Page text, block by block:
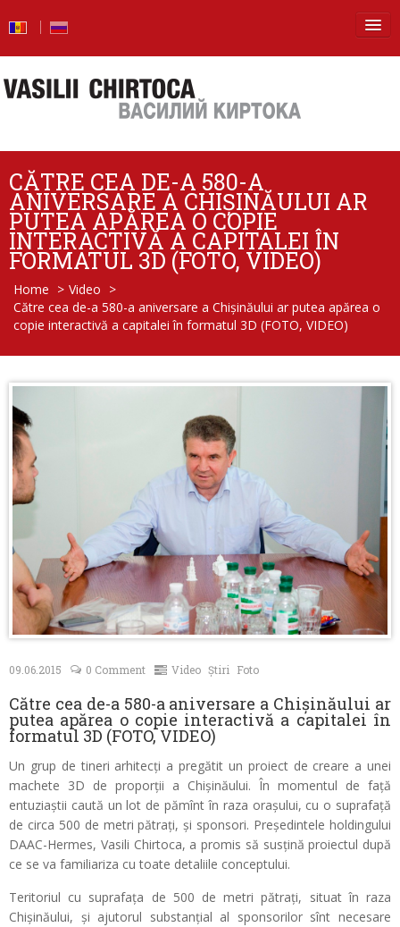
Știri
Blog
Foto
Video
De la vorbe – la fapte
Raport de activitate
Despre mine
Contacte
CĂTRE CEA DE-A 580-A
ANIVERSARE A CHIȘINĂULUI AR
PUTEA APĂREA O COPIE
INTERACTIVĂ A CAPITALEI ÎN
FORMATUL 3D (FOTO, VIDEO)
Home > Video >
Către cea de-a 580-a aniversare a Chișinăului ar putea apărea o
copie interactivă a capitalei în formatul 3D (FOTO, VIDEO)
09.06.2015 0 Comment Video Știri Foto
Către cea de-a 580-a aniversare a Chișinăului ar
putea apărea o copie interactivă a capitalei în
formatul 3D (FOTO, VIDEO)
Un grup de tineri arhitecți a pregătit un proiect de creare a unei
machete 3D de proporții a Chișinăului. În momentul de față
entuziaștii caută un lot de pămînt în raza orașului, cu o suprafață
de circa 500 de metri pătrați, și sponsori. Președintele holdingului
DAAC-Hermes, Vasili Chirtoca, a promis să susțină proiectul după
ce se va familiariza cu toate detaliile conceptului.
Teritoriul cu suprafața de 500 de metri pătrați, situat în raza
Chișinăului, și ajutorul substanțial al sponsorilor sînt necesare